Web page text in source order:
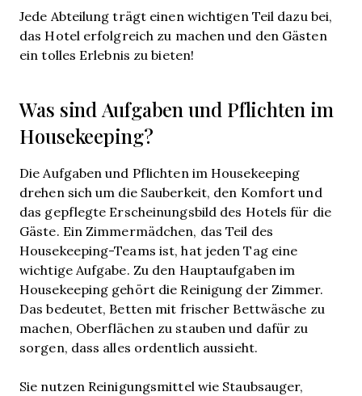
Jede Abteilung trägt einen wichtigen Teil dazu bei,
das Hotel erfolgreich zu machen und den Gästen
ein tolles Erlebnis zu bieten!
Was sind Aufgaben und Pflichten im
Housekeeping?
Die Aufgaben und Pflichten im Housekeeping
drehen sich um die Sauberkeit, den Komfort und
das gepflegte Erscheinungsbild des Hotels für die
Gäste. Ein Zimmermädchen, das Teil des
Housekeeping-Teams ist, hat jeden Tag eine
wichtige Aufgabe. Zu den Hauptaufgaben im
Housekeeping gehört die Reinigung der Zimmer.
Das bedeutet, Betten mit frischer Bettwäsche zu
machen, Oberflächen zu stauben und dafür zu
sorgen, dass alles ordentlich aussieht.
Sie nutzen Reinigungsmittel wie Staubsauger,